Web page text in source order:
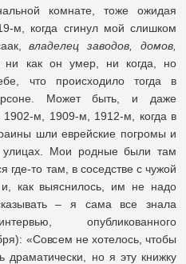
комнате, тоже ожидая
м, когда сгинул мой слишком
владелец заводов, домов,
как он умер, ни когда, но
что происходило тогда в
Может быть, и даже
м, 1909-м, 1912-м, когда в
шли еврейские погромы и
Мои родные были там
где-то там, в соседстве с чужой
как выяснилось, им не надо
– я сама все знала
опубликованного
«Совсем не хотелось, чтобы
драматически, но я эту книжку